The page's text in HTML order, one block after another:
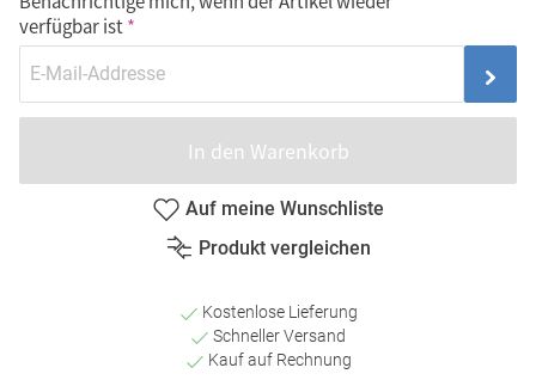
verfügbar ist
In den Warenkorb
Auf meine Wunschliste
Produkt vergleichen
Kostenlose Lieferung
Schneller Versand
Kauf auf Rechnung